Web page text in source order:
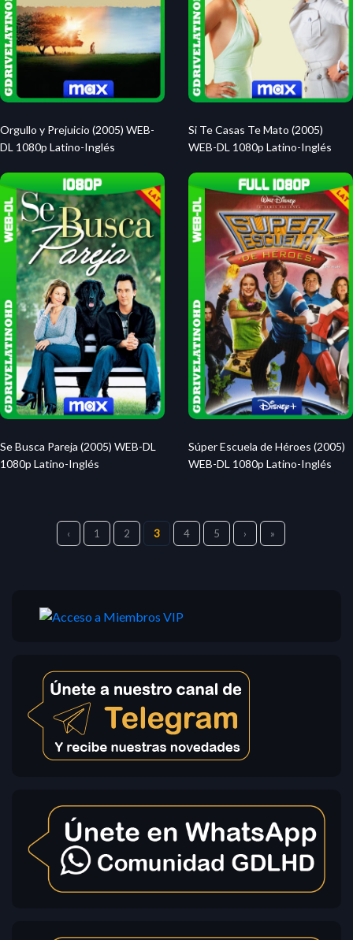
Orgullo y Prejuicio (2005) WEB-
DL 1080p Latino-Inglés
Si Te Casas Te Mato (2005)
WEB-DL 1080p Latino-Inglés
Se Busca Pareja (2005) WEB-DL
1080p Latino-Inglés
Súper Escuela de Héroes (2005)
WEB-DL 1080p Latino-Inglés
‹ 1 2 3 4 5 › »